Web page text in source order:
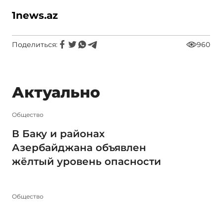
1news.az
Поделиться: 960
Актуально
Общество
В Баку и районах
Азербайджана объявлен
жёлтый уровень опасности
Общество